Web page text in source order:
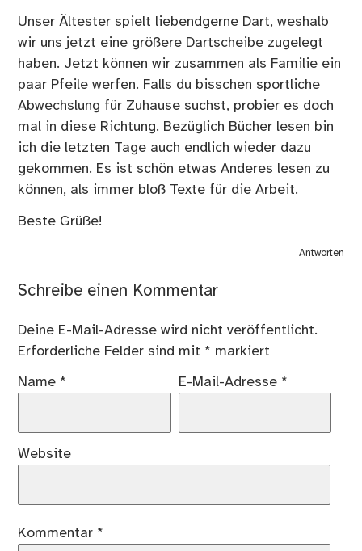
Unser Ältester spielt liebendgerne Dart, weshalb
wir uns jetzt eine größere Dartscheibe zugelegt
haben. Jetzt können wir zusammen als Familie ein
paar Pfeile werfen. Falls du bisschen sportliche
Abwechslung für Zuhause suchst, probier es doch
mal in diese Richtung. Bezüglich Bücher lesen bin
ich die letzten Tage auch endlich wieder dazu
gekommen. Es ist schön etwas Anderes lesen zu
können, als immer bloß Texte für die Arbeit.
Beste Grüße!
Antworten
Schreibe einen Kommentar
Deine E-Mail-Adresse wird nicht veröffentlicht.
Erforderliche Felder sind mit * markiert
Name * E-Mail-Adresse *
Website
Kommentar *